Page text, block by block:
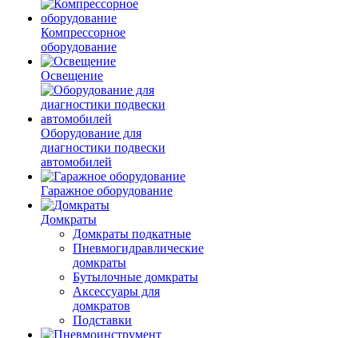
Компрессорное
оборудование
Освещение
Оборудование для
диагностики подвески
автомобилей
Гаражное оборудование
Домкраты
Домкраты подкатные
Пневмогидравлические
домкраты
Бутылочные домкраты
Аксессуары для
домкратов
Подставки